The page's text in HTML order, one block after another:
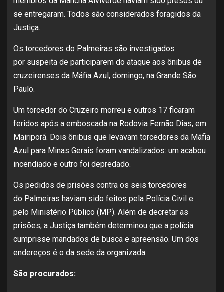
se entregaram. Todos são considerados foragidos da
Justiça.
Os torcedores do Palmeiras são investigados
por suspeita de participarem do ataque aos ônibus de
cruzeirenses da Máfia Azul, domingo, na Grande São
Paulo.
Um torcedor do Cruzeiro morreu e outros 17 ficaram
feridos após a emboscada na Rodovia Fernão Dias, em
Mairiporã. Dois ônibus que levavam torcedores da Máfia
Azul para Minas Gerais foram vandalizados: um acabou
incendiado e outro foi depredado.
Os pedidos de prisões contra os seis torcedores
do Palmeiras haviam sido feitos pela Polícia Civil e
pelo Ministério Público (MP). Além de decretar as
prisões, a Justiça também determinou que a polícia
cumprisse mandados de busca e apreensão. Um dos
endereços é o da sede da organizada.
São procurados: